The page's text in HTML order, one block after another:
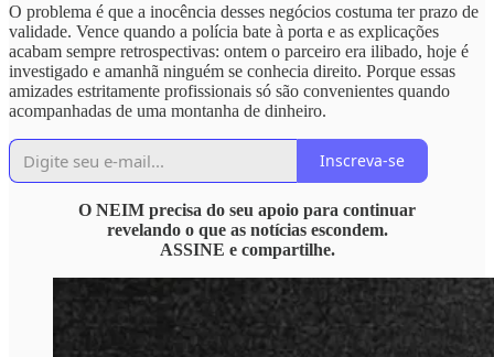
O problema é que a inocência desses negócios costuma ter prazo de
validade. Vence quando a polícia bate à porta e as explicações
acabam sempre retrospectivas: ontem o parceiro era ilibado, hoje é
investigado e amanhã ninguém se conhecia direito. Porque essas
amizades estritamente profissionais só são convenientes quando
acompanhadas de uma montanha de dinheiro.
Inscreva-se
O NEIM precisa do seu apoio para continuar
revelando o que as notícias escondem.
ASSINE e compartilhe.